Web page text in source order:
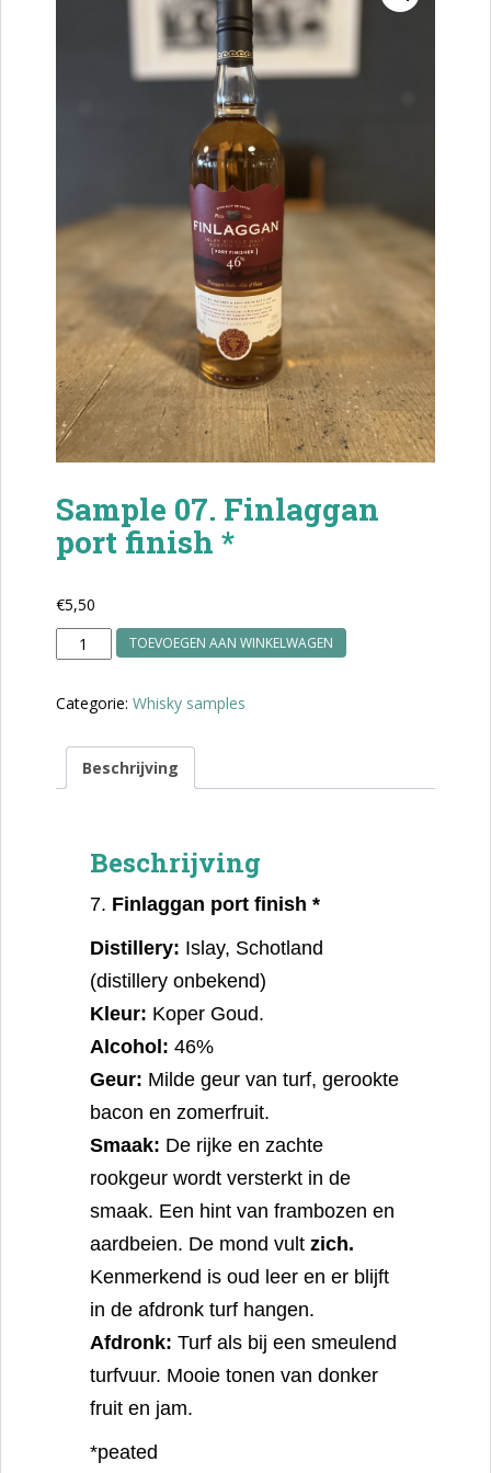
Sample 07. Finlaggan
port finish *
€5,50
Sample
07.
port
aantal
TOEVOEGEN AAN WINKELWAGEN
Categorie: Whisky samples
Beschrijving
Beschrijving
7. Finlaggan port finish *
Distillery: Islay, Schotland
(distillery onbekend)
Kleur: Koper Goud.
Alcohol: 46%
Geur: Milde geur van turf, gerookte
bacon en zomerfruit.
Smaak: De rijke en zachte
rookgeur wordt versterkt in de
smaak. Een hint van frambozen en
aardbeien. De mond vult zich.
Kenmerkend is oud leer en er blijft
in de afdronk turf hangen.
Afdronk: Turf als bij een smeulend
turfvuur. Mooie tonen van donker
fruit en jam.
*peated